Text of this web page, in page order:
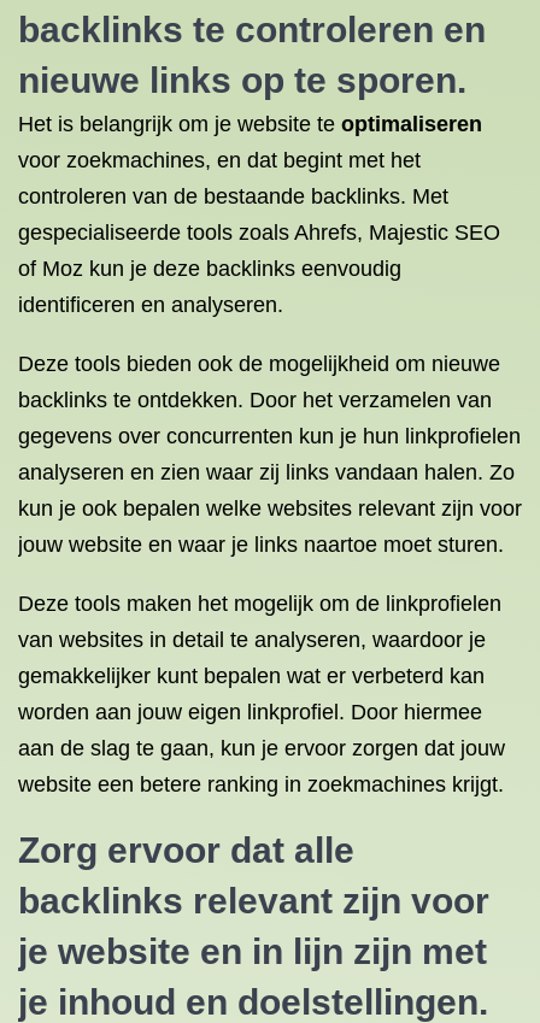
backlinks te controleren en
nieuwe links op te sporen.
Het is belangrijk om je website te optimaliseren
voor zoekmachines, en dat begint met het
controleren van de bestaande backlinks. Met
gespecialiseerde tools zoals Ahrefs, Majestic SEO
of Moz kun je deze backlinks eenvoudig
identificeren en analyseren.
Deze tools bieden ook de mogelijkheid om nieuwe
backlinks te ontdekken. Door het verzamelen van
gegevens over concurrenten kun je hun linkprofielen
analyseren en zien waar zij links vandaan halen. Zo
kun je ook bepalen welke websites relevant zijn voor
jouw website en waar je links naartoe moet sturen.
Deze tools maken het mogelijk om de linkprofielen
van websites in detail te analyseren, waardoor je
gemakkelijker kunt bepalen wat er verbeterd kan
worden aan jouw eigen linkprofiel. Door hiermee
aan de slag te gaan, kun je ervoor zorgen dat jouw
website een betere ranking in zoekmachines krijgt.
Zorg ervoor dat alle
backlinks relevant zijn voor
je website en in lijn zijn met
je inhoud en doelstellingen.